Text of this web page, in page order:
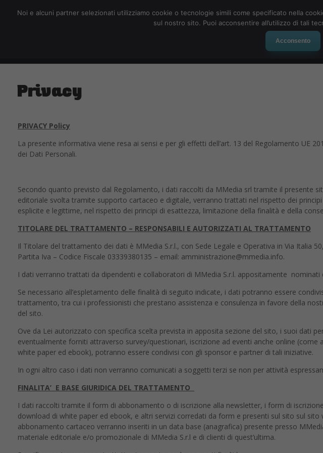
Social Network
Privacy
PRIVACY Policy
La presente informativa viene resa ai sensi e per gli effetti dell’art. 13 del Regolamento UE
dei Dati Personali.
Secondo quanto previsto dal Regolamento, i dati raccolti da MMedia srl tramite il presente
editoriale svolta tramite supporto cartaceo e digitale, verranno trattati nel rispetto dei
esplicite e legittime, nel rispetto dei principi di esattezza, limitazione della finalità e della
TITOLARE DEL TRATTAMENTO – RESPONSABILI E AUTORIZZATI AL TRATTAMENTO
Il Titolare del trattamento dei dati è MMedia S.r.l., con Sede Legale e Operativa in Via Italia
Partita Iva – Codice Fiscale 03339380135 – email: amministrazione@mmedia.info.
I dati verranno trattati da dipendenti e collaboratori di MMedia S.r.l. appositamente nominati
Se necessario all’espletamento delle finalità di seguito indicate, i dati potranno essere
trattamento, tra cui i professionisti che prestano assistenza e consulenza in favore della
del sito.
Ove da Lei autorizzato con specifica scelta prevista in apposita sezione del sito, i suoi dati
eventualmente forniti attraverso survey/questionari, iscrizione ad eventi anche online
white paper ed ebook), potranno essere condivisi con gli sponsor e partner di tali iniziative.
In ogni altro caso i dati non verranno comunicati a soggetti terzi se non per attività
FINALITA’ E BASE GIURIDICA DEL TRATTAMENTO
I dati raccolti tramite il form di abbonamento o di iscrizione alla newsletter, i form di
download di white paper ed ebook, e altri servizi corredati da form e presenti sul sito sul
abbonamento cartaceo verranno inseriti in un data base (anagrafica) presente presso
materiale editoriale e/o promozionale di MMedia S.r.l e di clienti di quest’ultima.
Noi e alcuni partner selezionati utilizziamo cookie o tecnologie simili come specificato nella
sul nostro sito. Puoi acconsentire all’utilizzo di tali
Acconsento